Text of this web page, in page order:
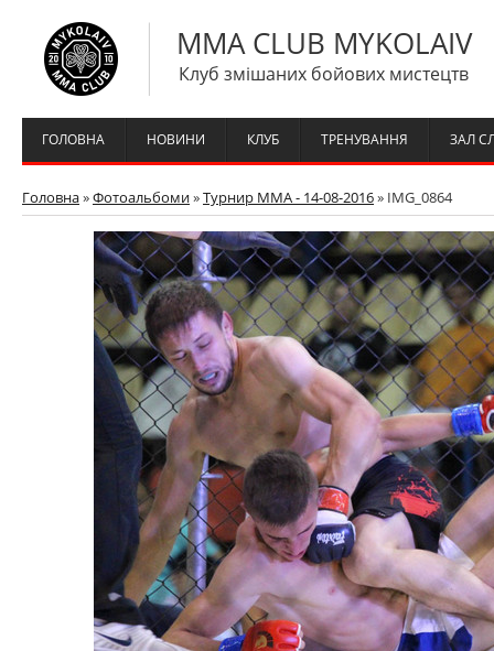
MMA CLUB MYKOLAIV
Клуб змішаних бойових мистецтв
ГОЛОВНА НОВИНИ КЛУБ ТРЕНУВАННЯ ЗАЛ
Головна»Фотоальбоми»Турнир ММА - 14-08-2016» IMG_0864